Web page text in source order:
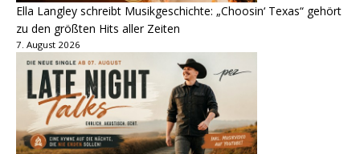
Ella Langley schreibt Musikgeschichte: „Choosin‘ Texas“ gehört
zu den größten Hits aller Zeiten
7. August 2026